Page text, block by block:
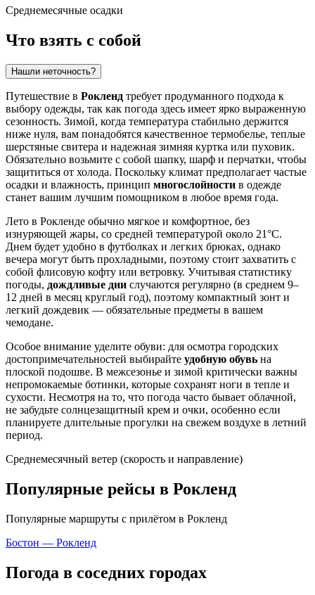
Среднемесячные осадки
Что взять с собой
Нашли неточность?
Путешествие в Рокленд требует продуманного подхода к
выбору одежды, так как погода здесь имеет ярко выраженную
сезонность. Зимой, когда температура стабильно держится
ниже нуля, вам понадобятся качественное термобелье, теплые
шерстяные свитера и надежная зимняя куртка или пуховик.
Обязательно возьмите с собой шапку, шарф и перчатки, чтобы
защититься от холода. Поскольку климат предполагает частые
осадки и влажность, принцип многослойности в одежде
станет вашим лучшим помощником в любое время года.
Лето в Рокленде обычно мягкое и комфортное, без
изнуряющей жары, со средней температурой около 21°C.
Днем будет удобно в футболках и легких брюках, однако
вечера могут быть прохладными, поэтому стоит захватить с
собой флисовую кофту или ветровку. Учитывая статистику
погоды, дождливые дни случаются регулярно (в среднем 9–
12 дней в месяц круглый год), поэтому компактный зонт и
легкий дождевик — обязательные предметы в вашем
чемодане.
Особое внимание уделите обуви: для осмотра городских
достопримечательностей выбирайте удобную обувь на
плоской подошве. В межсезонье и зимой критически важны
непромокаемые ботинки, которые сохранят ноги в тепле и
сухости. Несмотря на то, что погода часто бывает облачной,
не забудьте солнцезащитный крем и очки, особенно если
планируете длительные прогулки на свежем воздухе в летний
период.
Среднемесячный ветер (скорость и направление)
Популярные рейсы в Рокленд
Популярные маршруты с прилётом в Рокленд
Бостон — Рокленд
Погода в соседних городах